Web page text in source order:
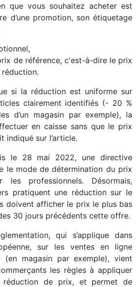
que vous souhaitez acheter est
d’une promotion, son étiquetage
de référence, c'est-à-dire le prix
si la réduction est uniforme sur
clairement identifiés (- 20 %
d’un magasin par exemple), la
en caisse sans que le prix
indiqué sur l’article.
le 28 mai 2022, une directive
le mode de détermination du prix
professionnels. Désormais,
pratiquent une réduction sur le
doivent afficher le prix le plus bas
30 jours précédents cette offre.
qui s’applique dans
sur les ventes en ligne
(en magasin par exemple), vient
les règles à appliquer
réduction de prix, et permet de